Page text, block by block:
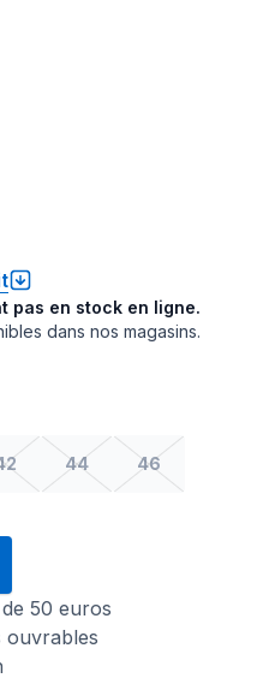
pas en stock en ligne.
dans nos magasins.
44 46
50 euros
ouvrables